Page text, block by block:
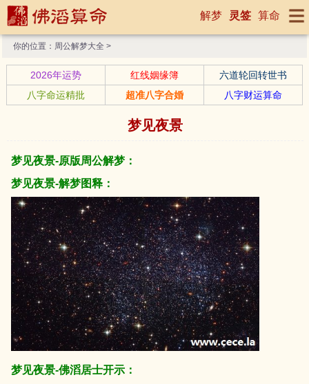
解梦 灵签 算命
你的位置： 周公解梦大全 >
2026年运势 红线姻缘簿
六道轮回转世书
八字命运精批
超准八字合婚 八字财运算命
梦见夜景
梦见夜景-原版周公解梦：
梦见夜景-解梦图释：
梦见夜景-佛滔居士开示：